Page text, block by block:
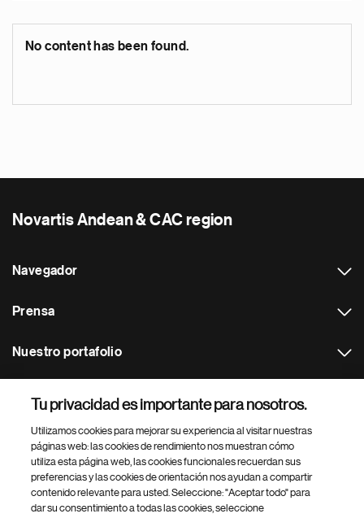
No content has been found.
Novartis Andean & CAC region
Navegador
Prensa
Nuestro portafolio
Footer Site Search
Tu privacidad es importante para nosotros.
Utilizamos cookies para mejorar su experiencia al visitar nuestras
páginas web: las cookies de rendimiento nos muestran cómo
utiliza esta página web, las cookies funcionales recuerdan sus
preferencias y las cookies de orientación nos ayudan a compartir
contenido relevante para usted. Seleccione: "Aceptar todo" para
dar su consentimiento a todas las cookies, seleccione